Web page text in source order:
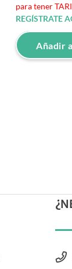
para tener
REGÍSTRATE
Añadir